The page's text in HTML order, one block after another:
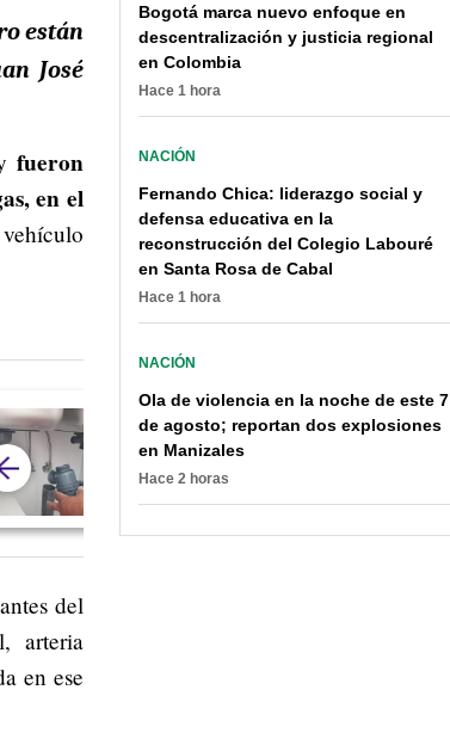
están
José
fueron
en el
personas sin agua en
Medellín y otros
municipios este domingo
del
arteria
en ese
Bogotá marca nuevo enfoque en
descentralización y justicia regional
en Colombia
Hace 1 hora
NACIÓN
Fernando Chica: liderazgo social y
defensa educativa en la
reconstrucción del Colegio Labouré
en Santa Rosa de Cabal
Hace 1 hora
NACIÓN
Ola de violencia en la noche de este 7
de agosto; reportan dos explosiones
en Manizales
Hace 2 horas